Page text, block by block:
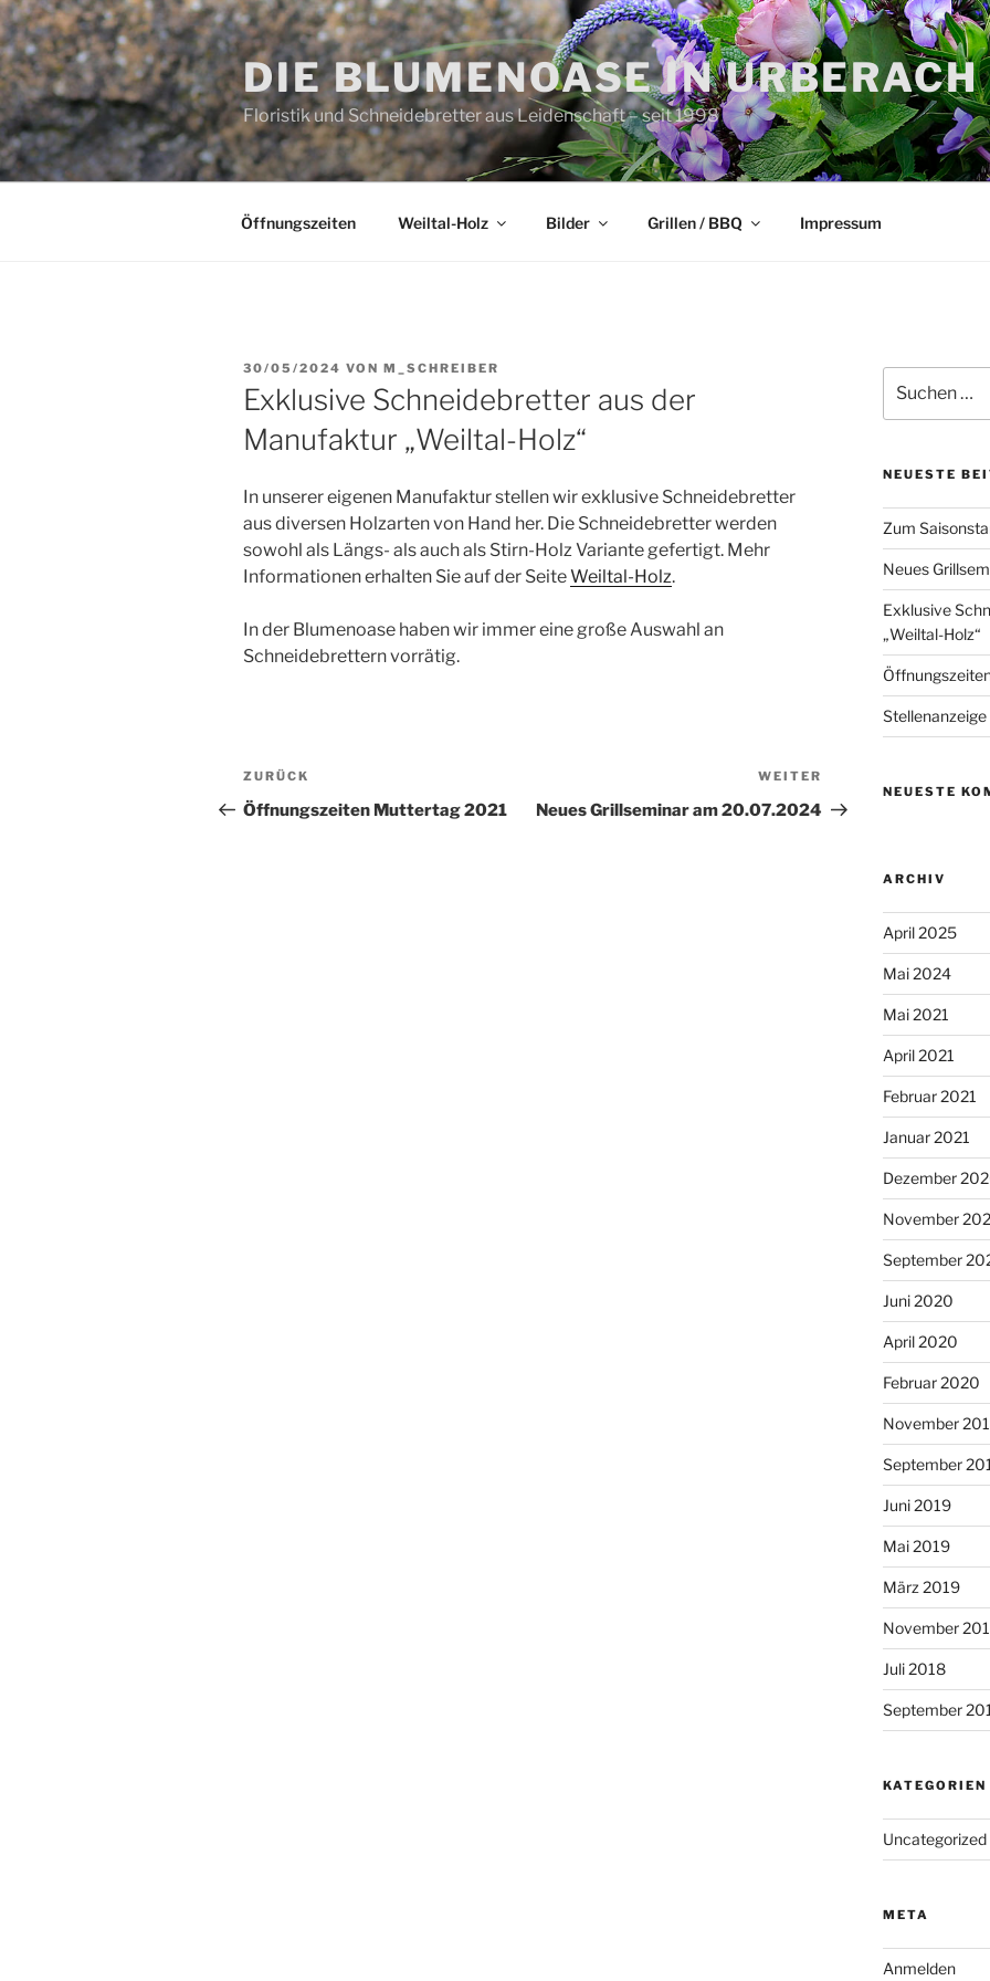
Zum
Inhalt
springen
DIE BLUMENOASE IN URBERACH
Floristik und Schneidebretter aus Leidenschaft – seit 1998
Öffnungszeiten Weiltal-Holz Bilder Grillen / BBQ Impressum
VERÖFFENTLICHT
AM
30/05/2024 VON M_SCHREIBER
Exklusive Schneidebretter aus der
Manufaktur „Weiltal-Holz“
In unserer eigenen Manufaktur stellen wir exklusive Schneidebretter
aus diversen Holzarten von Hand her. Die Schneidebretter werden
sowohl als Längs- als auch als Stirn-Holz Variante gefertigt. Mehr
Informationen erhalten Sie auf der SeiteWeiltal-Holz.
In der Blumenoase haben wir immer eine große Auswahl an
Schneidebrettern vorrätig.
Beitragsnavigation
Vorheriger
Beitrag
ZURÜCK
Öffnungszeiten Muttertag 2021
Beitrag
WEITER
Neues Grillseminar am 20.07.2024
nach:
NEUESTE
Zum
Neues
Exklusive
„Weiltal-Holz“
Stellenanzeige
NEUESTE
ARCHIV
April 2025
Mai 2024
Mai 2021
April 2021
Februar 2021
Januar 2021
Dezember
November
September
Juni 2020
April 2020
Februar 2020
November
September
Juni 2019
Mai 2019
März 2019
November
Juli 2018
September
KATEGORIEN
Uncategorized
META
Anmelden